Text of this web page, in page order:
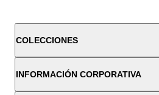
COLECCIONES
INFORMACIÓN CORPORATIVA